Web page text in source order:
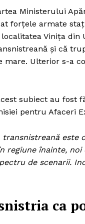
Ministerului
forțele armate
Vinița din
și că
mare. Ulterior s-a
subiect au fost
pentru Afaceri
este
regiune înainte,
de scenarii.
ca